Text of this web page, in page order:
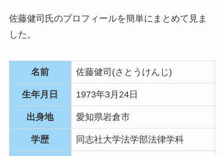
佐藤健司氏のプロフィールを簡単にまとめて見ま
した。
名前 佐藤健司(さとうけんじ)
生年月日 1973年3月24日
出身地 愛知県岩倉市
学歴 同志社大学法学部法律学科